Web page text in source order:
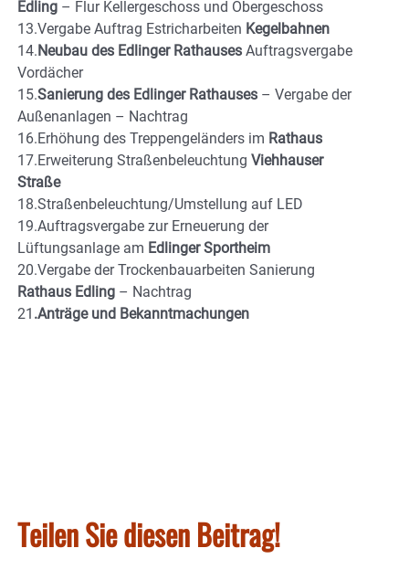
Edling – Flur Kellergeschoss und Obergeschoss
13.Vergabe Auftrag Estricharbeiten Kegelbahnen
14.Neubau des Edlinger Rathauses Auftragsvergabe
Vordächer
15.Sanierung des Edlinger Rathauses – Vergabe der
Außenanlagen – Nachtrag
16.Erhöhung des Treppengeländers im Rathaus
17.Erweiterung Straßenbeleuchtung Viehhauser
Straße
18.Straßenbeleuchtung/Umstellung auf LED
19.Auftragsvergabe zur Erneuerung der
Lüftungsanlage am Edlinger Sportheim
20.Vergabe der Trockenbauarbeiten Sanierung
Rathaus Edling – Nachtrag
21 .Anträge und Bekanntmachungen
Teilen Sie diesen Beitrag!